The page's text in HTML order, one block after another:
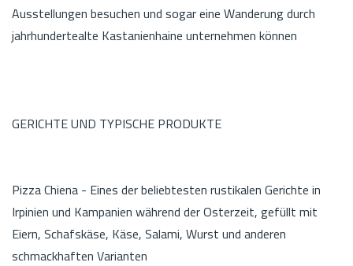
Ausstellungen besuchen und sogar eine Wanderung durch
jahrhundertealte Kastanienhaine unternehmen können
GERICHTE UND TYPISCHE PRODUKTE
Pizza Chiena - Eines der beliebtesten rustikalen Gerichte in
Irpinien und Kampanien während der Osterzeit, gefüllt mit
Eiern, Schafskäse, Käse, Salami, Wurst und anderen
schmackhaften Varianten